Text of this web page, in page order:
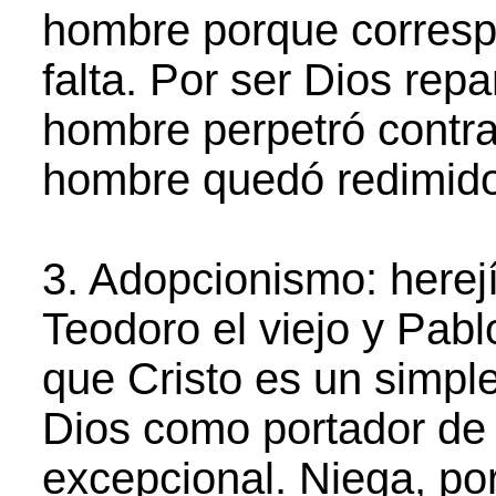
hombre porque
falta. Por ser Dios
hombre perpetró
hombre quedó
3. Adopcionismo:
Teodoro el viejo y
que Cristo es un
Dios como portador
excepcional. Niega,